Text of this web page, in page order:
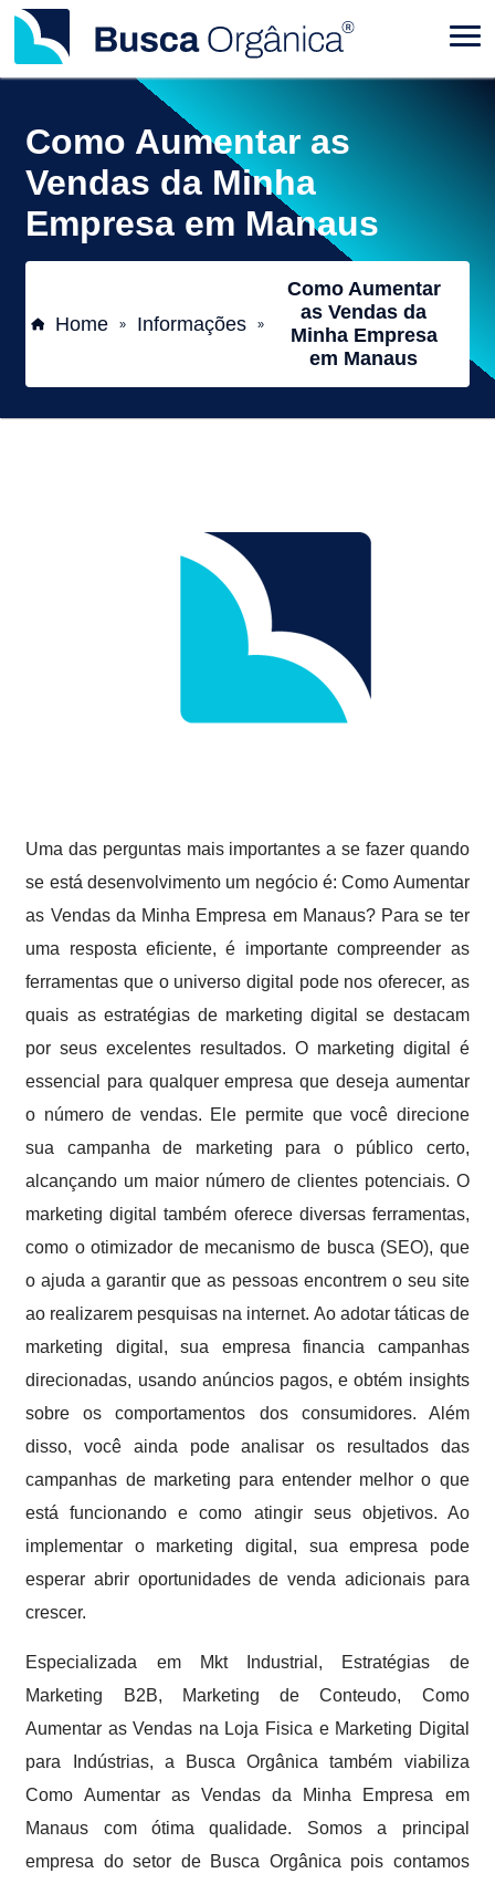
Como Aumentar as
Vendas da Minha
Empresa em Manaus
Home » Informações »
Como Aumentar
as Vendas da
Minha Empresa
em Manaus
Uma das perguntas mais importantes a se fazer quando
se está desenvolvimento um negócio é: Como Aumentar
as Vendas da Minha Empresa em Manaus? Para se ter
uma resposta eficiente, é importante compreender as
ferramentas que o universo digital pode nos oferecer, as
quais as estratégias de marketing digital se destacam
por seus excelentes resultados. O marketing digital é
essencial para qualquer empresa que deseja aumentar
o número de vendas. Ele permite que você direcione
sua campanha de marketing para o público certo,
alcançando um maior número de clientes potenciais. O
marketing digital também oferece diversas ferramentas,
como o otimizador de mecanismo de busca (SEO), que
o ajuda a garantir que as pessoas encontrem o seu site
ao realizarem pesquisas na internet. Ao adotar táticas de
marketing digital, sua empresa financia campanhas
direcionadas, usando anúncios pagos, e obtém insights
sobre os comportamentos dos consumidores. Além
disso, você ainda pode analisar os resultados das
campanhas de marketing para entender melhor o que
está funcionando e como atingir seus objetivos. Ao
implementar o marketing digital, sua empresa pode
esperar abrir oportunidades de venda adicionais para
crescer.
Especializada em Mkt Industrial, Estratégias de
Marketing B2B, Marketing de Conteudo, Como
Aumentar as Vendas na Loja Fisica e Marketing Digital
para Indústrias, a Busca Orgânica também viabiliza
Como Aumentar as Vendas da Minha Empresa em
Manaus com ótima qualidade. Somos a principal
empresa do setor de Busca Orgânica pois contamos